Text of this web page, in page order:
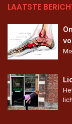
LAATSTE